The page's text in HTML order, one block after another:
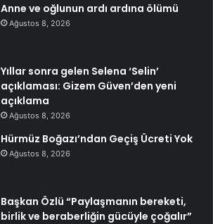
Anne ve oğlunun ardı ardına ölümü
Ağustos 8, 2026
Yıllar sonra gelen Selena ‘Selin’
açıklaması: Gizem Güven’den yeni
açıklama
Ağustos 8, 2026
Hürmüz Boğazı’ndan Geçiş Ücreti Yok
Ağustos 8, 2026
Başkan Özlü “Paylaşmanın bereketi,
birlik ve beraberliğin gücüyle çoğalır”